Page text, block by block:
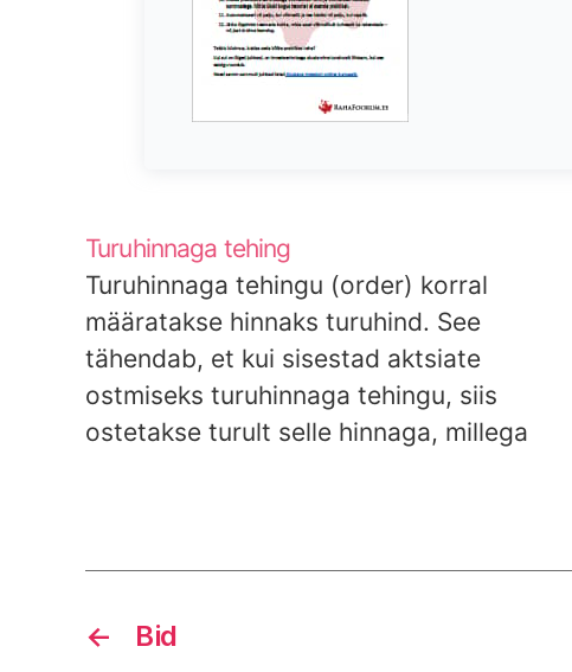
Turuhinnaga tehing
Turuhinnaga tehingu (order) korral
määratakse hinnaks turuhind. See
tähendab, et kui sisestad aktsiate
ostmiseks turuhinnaga tehingu, siis
ostetakse turult selle hinnaga, millega
muutub siin vastava aktsia likviidsus.
siis võib sageli…
← Bid